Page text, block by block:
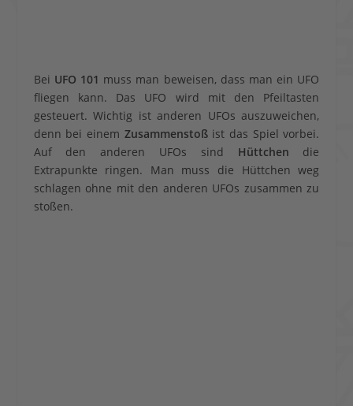
Bei UFO 101 muss man beweisen, dass man ein UFO
fliegen kann. Das UFO wird mit den Pfeiltasten
gesteuert. Wichtig ist anderen UFOs auszuweichen,
denn bei einem Zusammenstoß ist das Spiel vorbei.
Auf den anderen UFOs sind Hüttchen die
Extrapunkte ringen. Man muss die Hüttchen weg
schlagen ohne mit den anderen UFOs zusammen zu
stoßen.